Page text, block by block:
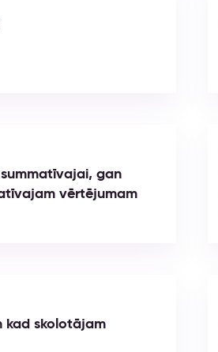
gan
vērtējumam
kad skolotājam